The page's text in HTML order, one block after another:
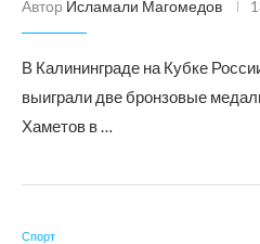
Автор Исламали Магомедов
В Калининграде на Кубке
выиграли две бронзовые
Хаметов в …
Спорт